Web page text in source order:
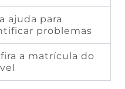
ajuda para
problemas
a matrícula do